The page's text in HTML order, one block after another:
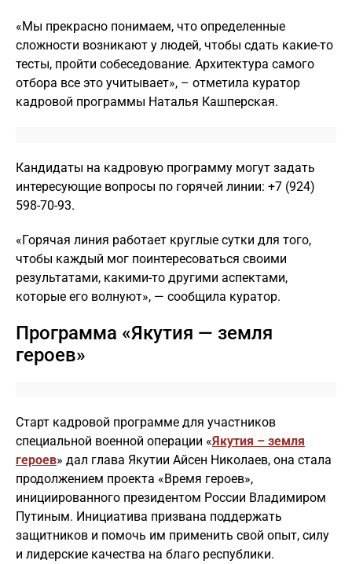
«Мы прекрасно понимаем, что определенные
сложности возникают у людей, чтобы сдать какие-то
тесты, пройти собеседование. Архитектура самого
отбора все это учитывает», – отметила куратор
кадровой программы Наталья Кашперская.
Кандидаты на кадровую программу могут задать
интересующие вопросы по горячей линии: +7 (924)
598-70-93.
«Горячая линия работает круглые сутки для того,
чтобы каждый мог поинтересоваться своими
результатами, какими-то другими аспектами,
которые его волнуют», — сообщила куратор.
Программа «Якутия — земля
героев»
Старт кадровой программе для участников
специальной военной операции «Якутия – земля
героев» дал глава Якутии Айсен Николаев, она стала
продолжением проекта «Время героев»,
инициированного президентом России Владимиром
Путиным. Инициатива призвана поддержать
защитников и помочь им применить свой опыт, силу
и лидерские качества на благо республики.